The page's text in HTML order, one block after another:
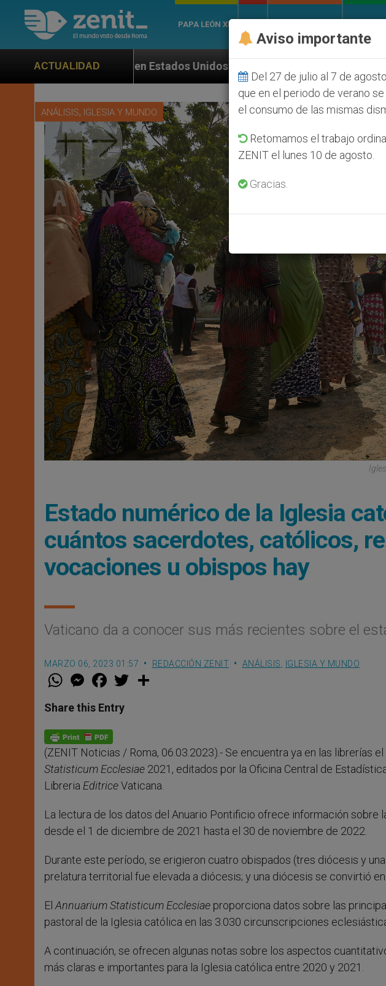
PAPA LEÓN XIV
ACTUALIDAD
de los mártires de Georgia que murieron defendiendo el matrimonio
ANÁLISIS, IGLESIA Y MUNDO
Estado numérico de la Iglesia
cuántos sacerdotes, católicos,
vocaciones u obispos hay
Vaticano da a conocer sus más recientes sobre el
MARZO 06, 2023 01:57 REDACCIÓN ZENIT ANÁLISIS IGLESIA Y MUNDO
W
t
s
p
p
M
e
s
e
g
e
r
F
a
e
b
o
k
w
Share this Entry
(ZENIT Noticias / Roma, 06.03.2023).- Se encuentra ya en las librerías
Statisticum Ecclesiae 2021, editados por la Oficina Central de
Libreria EditriceVaticana.
La lectura de los datos del Anuario Pontificio ofrece información sobre
desde el 1 de diciembre de 2021 hasta el 30 de noviembre de 2022.
Durante este período, se erigieron cuatro obispados (tres diócesis y
prelatura territorial fue elevada a diócesis; y una diócesis se convirtió
El Annuarium Statisticum Ecclesiae proporciona datos sobre las
pastoral de la Iglesia católica en las 3.030 circunscripciones
A continuación, se ofrecen algunas notas sobre los aspectos
más claras e importantes para la Iglesia católica entre 2020 y 2021.
Aviso importante
Del 27 de julio al 7 de
que en el periodo de verano
el consumo de las mismas
Retomamos el trabajo
ZENIT el lunes 10 de agosto.
Gracias.